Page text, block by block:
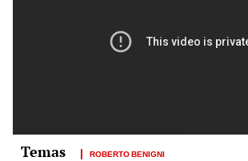
ROBERTO BENIGNI